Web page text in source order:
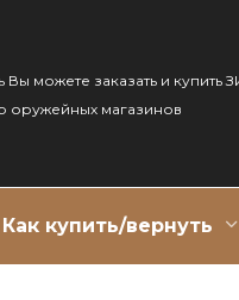
Вы можете заказать и
оружейных магазинов
Как купить/вернуть